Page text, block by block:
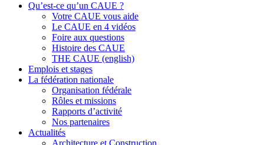
Qu’est-ce qu’un CAUE ?
Votre CAUE vous aide
Le CAUE en 4 vidéos
Foire aux questions
Histoire des CAUE
THE CAUE (english)
Emplois et stages
La fédération nationale
Organisation fédérale
Rôles et missions
Rapports d’activité
Nos partenaires
Actualités
Architecture et Construction